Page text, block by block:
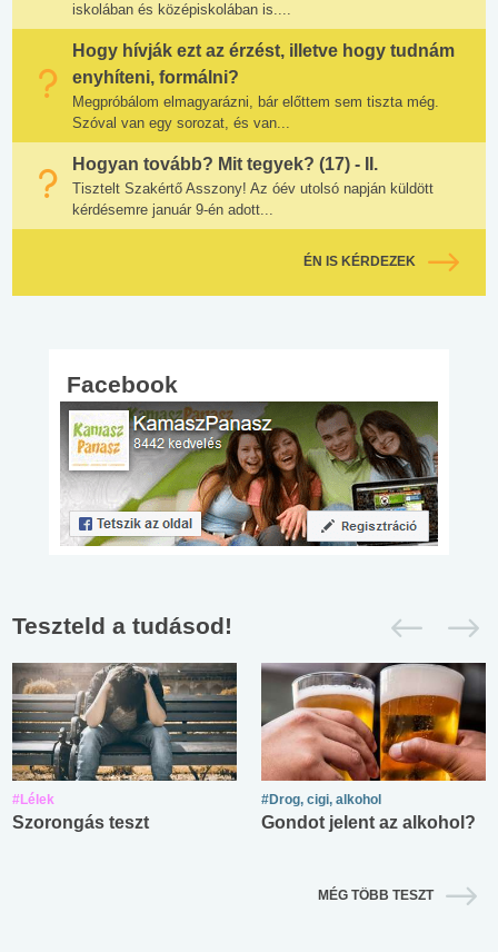
iskolában és középiskolában is....
Hogy hívják ezt az érzést, illetve hogy tudnám
enyhíteni, formálni?
Megpróbálom elmagyarázni, bár előttem sem tiszta még.
Szóval van egy sorozat, és van...
Hogyan tovább? Mit tegyek? (17) - II.
Tisztelt Szakértő Asszony! Az óév utolsó napján küldött
kérdésemre január 9-én adott...
ÉN IS KÉRDEZEK
Facebook
Teszteld a tudásod!
#Lélek
Szorongás teszt
#Drog, cigi, alkohol
Gondot jelent az alkohol?
MÉG TÖBB TESZT